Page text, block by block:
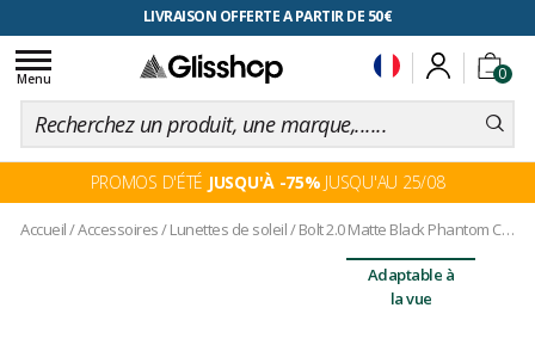
LIVRAISON OFFERTE A PARTIR DE 50€
RETOUR FACILITÉ, 100 jours pour changer d'avis
0
Toggle
navigation
Menu
PROMOS D'ÉTÉ JUSQU'À -75% JUSQU'AU 25/08
Accueil/Accessoires/Lunettes de soleil/Bolt 2.0 Matte Black Phantom Clear Green Photochromic
Adaptable à
la vue